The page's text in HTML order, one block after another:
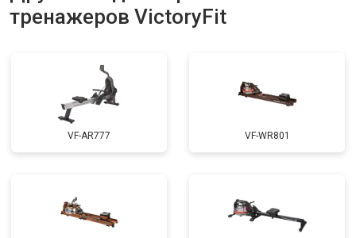
тренажеров VictoryFit
VF-AR777 VF-WR801